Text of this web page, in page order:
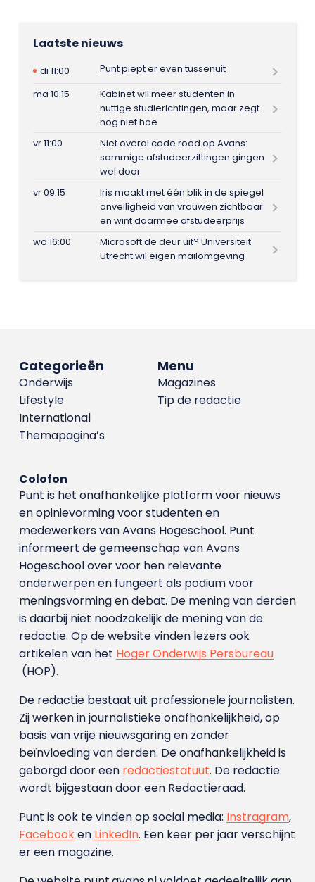
Laatste nieuws
di 11:00
Punt piept er even tussenuit
ma 10:15
Kabinet wil meer studenten in
nuttige studierichtingen, maar zegt
nog niet hoe
vr 11:00
Niet overal code rood op Avans:
sommige afstudeerzittingen gingen
wel door
vr 09:15
Iris maakt met één blik in de spiegel
onveiligheid van vrouwen zichtbaar
en wint daarmee afstudeerprijs
wo 16:00
Microsoft de deur uit? Universiteit
Utrecht wil eigen mailomgeving
Menu
Magazines
Tip de redactie
Categorieën
Onderwijs
Lifestyle
International
Themapagina’s
Colofon
Punt is het onafhankelijke platform voor nieuws
en opinievorming voor studenten en
medewerkers van Avans Hoge­school. Punt
informeert de gemeenschap van Avans
Hogeschool over voor hen relevante
onderwerpen en fungeert als podium voor
meningsvorming en debat. De mening van derden
is daarbij niet noodzakelijk de mening van de
redactie. Op de website vinden lezers ook
artikelen van het Hoger Onderwijs Persbureau
(HOP).
De redactie bestaat uit professionele journalisten.
Zij werken in journalistieke onafhankelijkheid, op
basis van vrije nieuwsgaring en zonder
beïnvloeding van derden. De onafhankelijkheid is
geborgd door een redactiestatuut. De redactie
wordt bijgestaan door een Redactieraad.
Punt is ook te vinden op social media: Instragram,
Facebooken LinkedIn. Een keer per jaar verschijnt
er een magazine.